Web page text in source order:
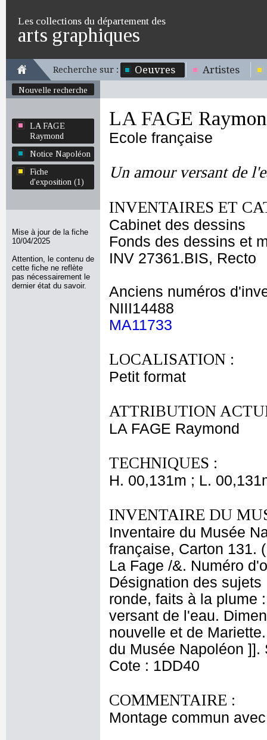
Les collections du département des
arts graphiques
Recherche sur : Oeuvres Artistes
Nouvelle recherche
LA FAGE
Raymond
Notice Napoléon
Fiche
d'exposition (1)
Mise à jour de la fiche
10/04/2025
Attention, le contenu de
cette fiche ne reflète
pas nécessairement le
dernier état du savoir.
LA FAGE
Ecole française
Un amour versant de
INVENTAIRES ET
Cabinet des dessins
Fonds des dessins et
INV 27361.BIS, Recto
Anciens numéros
NIII14488
MA11733
LOCALISATION :
Petit format
ATTRIBUTION
LA FAGE Raymond
TECHNIQUES :
H. 00,131m ; L.
INVENTAIRE DU
Inventaire du Musée
française, Carton 131.
La Fage /&. Numéro
Désignation des
ronde, faits à la plume
versant de l'eau.
nouvelle et de
du Musée Napoléon
Cote : 1DD40
COMMENTAIRE :
Montage commun